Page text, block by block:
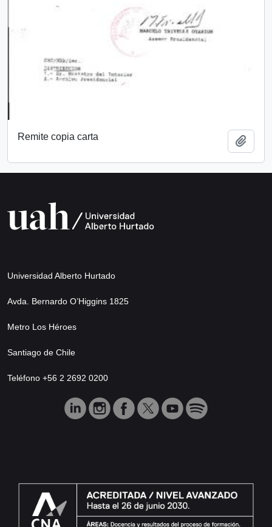
Remite copia carta
Universidad Alberto Hurtado
Avda. Bernardo O’Higgins 1825
Metro Los Héroes
Santiago de Chile
Teléfono +56 2 2692 0200